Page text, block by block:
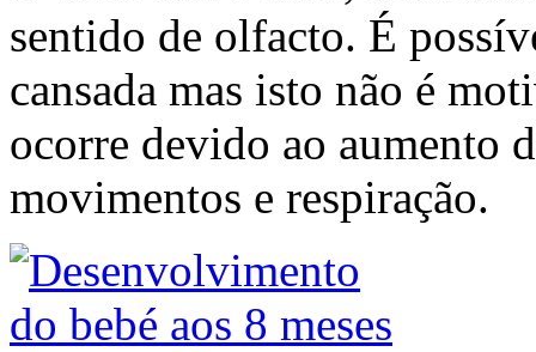
sentido de olfacto. É
cansada mas isto não é
ocorre devido ao aumento
movimentos e respiração.